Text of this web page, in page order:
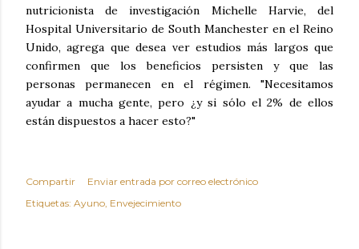
nutricionista de investigación Michelle Harvie, del
Hospital Universitario de South Manchester en el Reino
Unido, agrega que desea ver estudios más largos que
confirmen que los beneficios persisten y que las
personas permanecen en el régimen. "Necesitamos
ayudar a mucha gente, pero ¿y si sólo el 2% de ellos
están dispuestos a hacer esto?"
Compartir
Enviar entrada por correo electrónico
Etiquetas: Ayuno Envejecimiento